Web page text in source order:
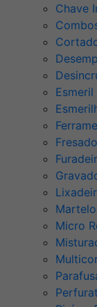
Chave
Esmeril
Micro